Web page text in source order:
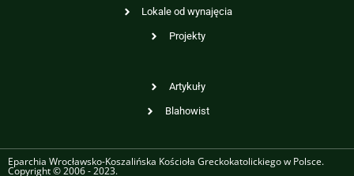
Lokale od wynajęcia
Projekty
Artykuły
Blahowist
Eparchia Wrocławsko-Koszalińska Kościoła Greckokatolickiego w Polsce.
Copyright © 2006 - 2023.